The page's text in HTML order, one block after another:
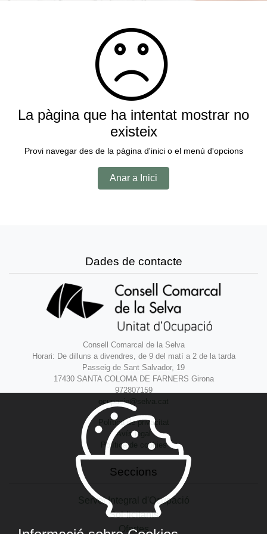
La pàgina que ha intentat mostrar no
existeix
Provi navegar des de la pàgina d'inici o el menú d'opcions
Anar a Inici
Dades de contacte
Consell Comarcal de la Selva
Horari: De dilluns a divendres, de 9 del matí a 2 de la tarda
Passeig de Sant Salvador, 19
17430 SANTA COLOMA DE FARNERS Girona
972807159
ocupacio@selva.cat
Política de privacitat
Avís legal
Política de cookies
Seccions
Servei Integral d'Ocupació
Sol·licitants
Ofertes